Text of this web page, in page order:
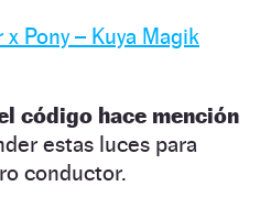
Pony – Kuya Magik
código hace mención
estas luces para
conductor.